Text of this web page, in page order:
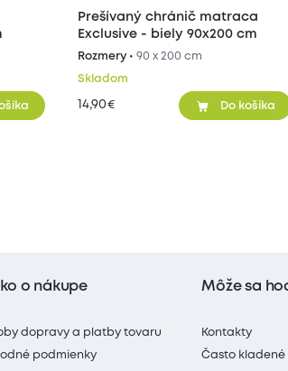
Prešívaný chránič matraca
Exclusive - biely 90x200 cm
Rozmery • 90 x 200 cm
Skladom
14,90 € Do košíka
o nákupe
dopravy a platby tovaru
podmienky
Môže sa
Kontakty
Často kladené